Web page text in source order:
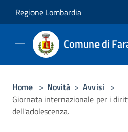
Regione Lombardia
Comune di
Home > Novità > Avvisi >
Giornata internazionale per i
dell'adolescenza.